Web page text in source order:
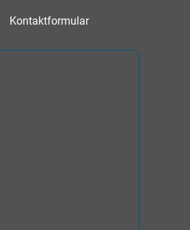
Kontaktformular